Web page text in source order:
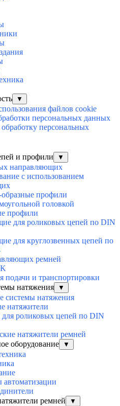
▼
файлов cookie
персональных данных
персональных
и профили ▼
направляющих
с использованием
профили
головкой
профили
для роликовых цепей по DIN
для круглозвенных цепей по
ремней
подачи и транспортировки
натяжения
▼
системы натяжения
натяжители
роликовых цепей по DIN
натяжители ремней
оборудование
▼
ремней
▼